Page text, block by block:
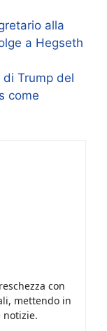
alla
a Hegseth
di Trump del
come
con
mettendo in
notizie.